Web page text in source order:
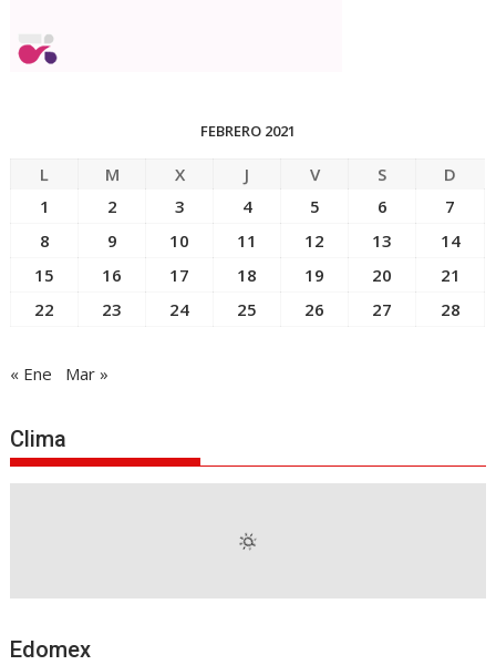
FEBRERO 2021
L M X J V S
D
1
2 3 4 5 6
7
8
9 10 11 12 13
14
15
16 17 18 19 20
21
22
23 24 25 26 27 28
« Ene Mar »
Clima
Edomex